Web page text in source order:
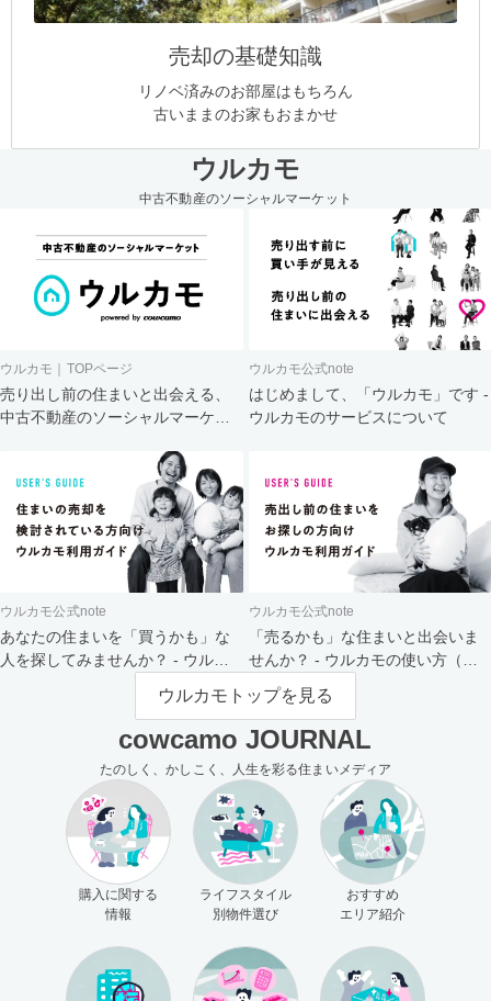
売却の基礎知識
リノベ済みのお部屋はもちろん
古いままのお家もおまかせ
ウルカモ
中古不動産のソーシャルマーケット
ウルカモ｜TOPページ
売り出し前の住まいと出会える、
中古不動産のソーシャルマーケッ
ウルカモ公式note
はじめまして、「ウルカモ」です -
ウルカモのサービスについて
ウルカモ公式note
あなたの住まいを「買うかも」な
人を探してみませんか？ - ウルカ
ウルカモ公式note
「売るかも」な住まいと出会いま
せんか？ - ウルカモの使い方（買
主さま向け）
ウルカモトップを見る
cowcamo JOURNAL
たのしく、かしこく、人生を彩る住まいメディア
購入に関する
情報
ライフスタイル
別物件選び
おすすめ
エリア紹介